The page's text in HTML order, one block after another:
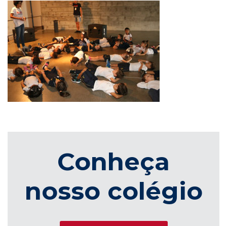
Conheça
nosso colégio